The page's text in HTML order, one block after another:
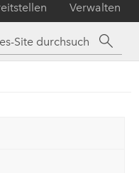
Verwalten